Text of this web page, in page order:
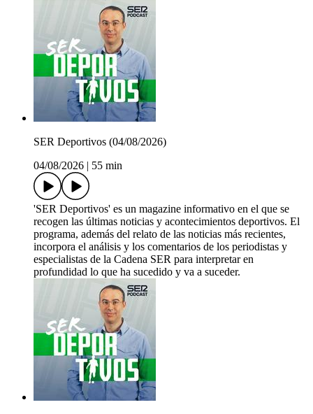
SER Deportivos (04/08/2026)
04/08/2026
55 min
'SER Deportivos' es un magazine informativo en el que se
recogen las últimas noticias y acontecimientos deportivos. El
programa, además del relato de las noticias más recientes,
incorpora el análisis y los comentarios de los periodistas y
especialistas de la Cadena SER para interpretar en
profundidad lo que ha sucedido y va a suceder.